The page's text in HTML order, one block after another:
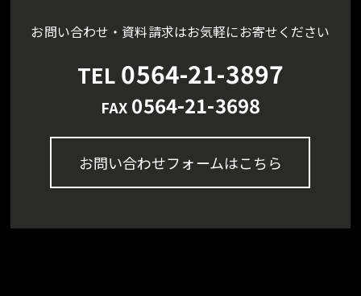
お問い合わせ・資料請求はお気軽にお寄せください
TEL 0564-21-3897
FAX 0564-21-3698
お問い合わせフォームはこちら